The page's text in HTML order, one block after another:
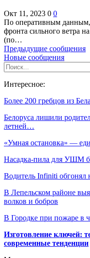
Окт 11, 2023 0 0
По оперативным данным,
фронта сильного ветра
(по…
Предыдущие сообщения
Новые сообщения
Интересное:
Более 200 гребцов из
Белоруса лишили
летней…
«Умная остановка» —
Насадка-пила для УШМ
Водитель Infiniti обгонял
В Лепельском районе
волков и бобров
В Городке при пожаре в
Изготовление ключей:
современные тенденции